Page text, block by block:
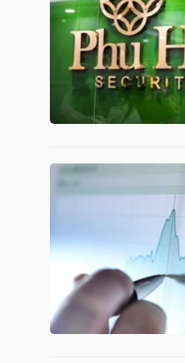
TRUY
Ngành
SECTOR